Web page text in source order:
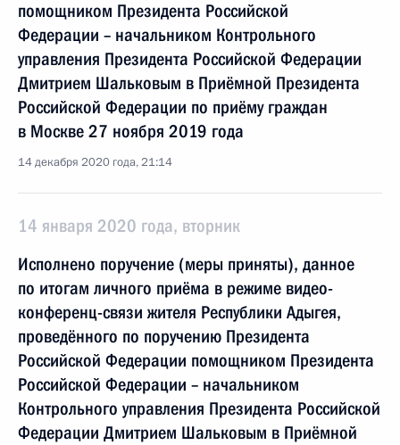
помощником Президента Российской
Федерации – начальником Контрольного
управления Президента Российской Федерации
Дмитрием Шальковым в Приёмной Президента
Российской Федерации по приёму граждан
в Москве 27 ноября 2019 года
14 декабря 2020 года, 21:14
14 января 2020 года, вторник
Исполнено поручение (меры приняты), данное
по итогам личного приёма в режиме видео-
конференц-связи жителя Республики Адыгея,
проведённого по поручению Президента
Российской Федерации помощником Президента
Российской Федерации – начальником
Контрольного управления Президента Российской
Федерации Дмитрием Шальковым в Приёмной